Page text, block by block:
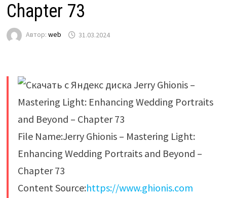
Chapter 73
Автор: web 31.03.2024
File Name:Jerry Ghionis – Mastering Light:
Enhancing Wedding Portraits and Beyond –
Chapter 73
Content Source:https://www.ghionis.com